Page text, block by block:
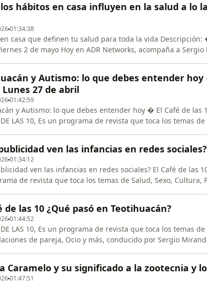
TUS
hábitos en casa influyen en la salud a lo
01:34:38
casa que definen tu salud para toda la vida Descripción:
2 de mayo Hoy en ADR Networks, acompaña a
largo de la vida? Des
y Autismo: lo que debes entender hoy
27 de abril
01:42:59
y Autismo: lo que debes entender hoy � El Café de las
DE LAS 10, Es un programa de revista que toca los temas
TUS SENTIDOSven las infancias en redes
01:34:12
ven las infancias en redes sociales? El Café de las 10
de revista que toca los temas de Salud, Sexo, Cultura,
de las 10 ¿Qué pasó en Teotihuacán?
01:44:52
DE LAS 10, Es un programa de revista que toca los temas
de pareja, Ocio y más, conducido por Sergio
Caramelo y su significado a la zootecnia y
01:47:51